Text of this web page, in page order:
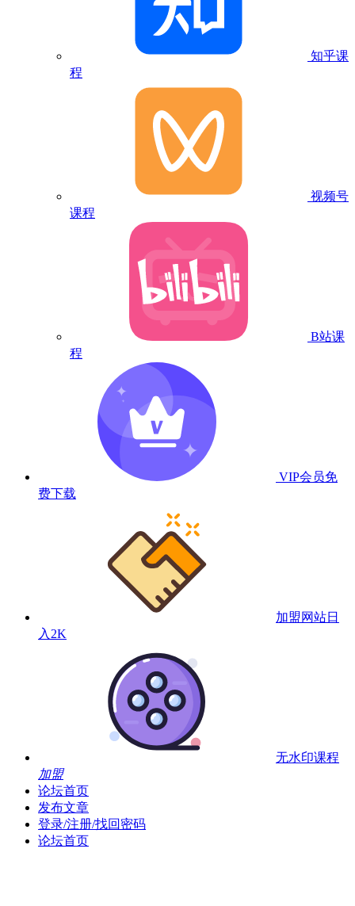
知乎课
程
视频号
课程
B站课
程
VIP会员免
费下载
加盟网站日
入2K
无水印课程
加盟
论坛首页
发布文章
登录/注册/找回密码
论坛首页